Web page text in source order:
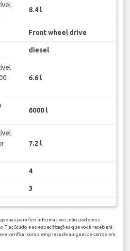
8.4 l
Front wheel drive
diesel
6.6 l
6000 l
7.2 l
4
3
para fins informativos, não podemos
Scudo e as especificações que você receberá.
verificar com a empresa de aluguel de carros em